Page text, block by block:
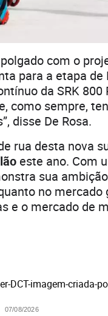
com o
para a etapa
da SRK 800
como sempre,
disse De Rosa.
rua desta nova
este ano. Com
sua
no mercado
e o mercado de
07/08/2026